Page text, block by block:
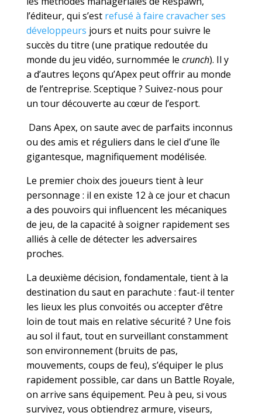
l’éditeur, qui s’est refusé à faire cravacher ses
développeurs jours et nuits pour suivre le
succès du titre (une pratique redoutée du
monde du jeu vidéo, surnommée le crunch). Il y
a d’autres leçons qu’Apex peut offrir au monde
de l’entreprise. Sceptique ? Suivez-nous pour
un tour découverte au cœur de l’esport.
Dans Apex, on saute avec de parfaits inconnus
ou des amis et réguliers dans le ciel d’une île
gigantesque, magnifiquement modélisée.
Le premier choix des joueurs tient à leur
personnage : il en existe 12 à ce jour et chacun
a des pouvoirs qui influencent les mécaniques
de jeu, de la capacité à soigner rapidement ses
alliés à celle de détecter les adversaires
proches.
La deuxième décision, fondamentale, tient à la
destination du saut en parachute : faut-il tenter
les lieux les plus convoités ou accepter d’être
loin de tout mais en relative sécurité ? Une fois
au sol il faut, tout en surveillant constamment
son environnement (bruits de pas,
mouvements, coups de feu), s’équiper le plus
rapidement possible, car dans un Battle Royale,
on arrive sans équipement. Peu à peu, si vous
survivez, vous obtiendrez armure, viseurs,